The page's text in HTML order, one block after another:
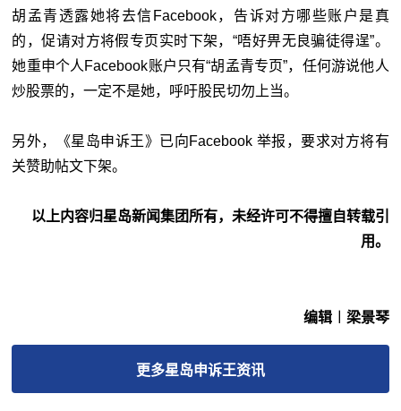
胡孟青透露她将去信Facebook，告诉对方哪些账户是真
的，促请对方将假专页实时下架，“唔好畀无良骗徒得逞”。
她重申个人Facebook账户只有“胡孟青专页”，任何游说他人
炒股票的，一定不是她，呼吁股民切勿上当。
另外，《星岛申诉王》已向Facebook 举报，要求对方将有
关赞助帖文下架。
以上内容归星岛新闻集团所有，未经许可不得擅自转载引
用。
编辑︱梁景琴
更多星岛申诉王资讯